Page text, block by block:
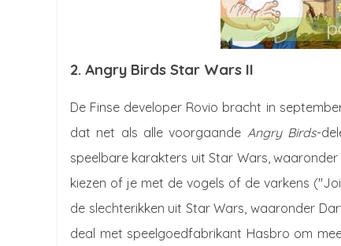
2. Angry Birds Star Wars II
De Finse developer Rovio bracht in
dat net als alle voorgaande Angry Birds-
speelbare karakters uit Star Wars,
kiezen of je met de vogels of de varkens
de slechterikken uit Star Wars, waaronder
deal met speelgoedfabrikant Hasbro om